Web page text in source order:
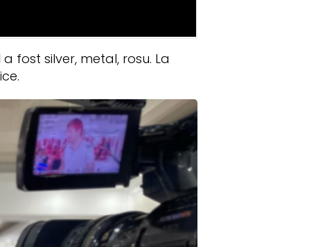
fost silver, metal, rosu. La